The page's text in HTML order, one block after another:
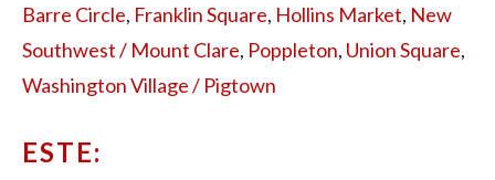
Barre Circle, Franklin Square, Hollins Market, New
Southwest / Mount Clare, Poppleton, Union Square,
Washington Village / Pigtown
ESTE: